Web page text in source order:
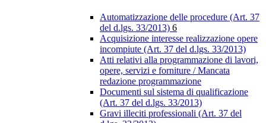
Automatizzazione delle procedure (Art. 37
del d.lgs. 33/2013) 6
Acquisizione interesse realizzazione opere
incompiute (Art. 37 del d.lgs. 33/2013)
Atti relativi alla programmazione di lavori,
opere, servizi e forniture / Mancata
redazione programmazione
Documenti sul sistema di qualificazione
(Art. 37 del d.lgs. 33/2013)
Gravi illeciti professionali (Art. 37 del